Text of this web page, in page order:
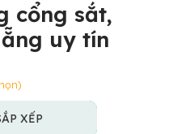
cổng sắt,
uy tín
XẾP